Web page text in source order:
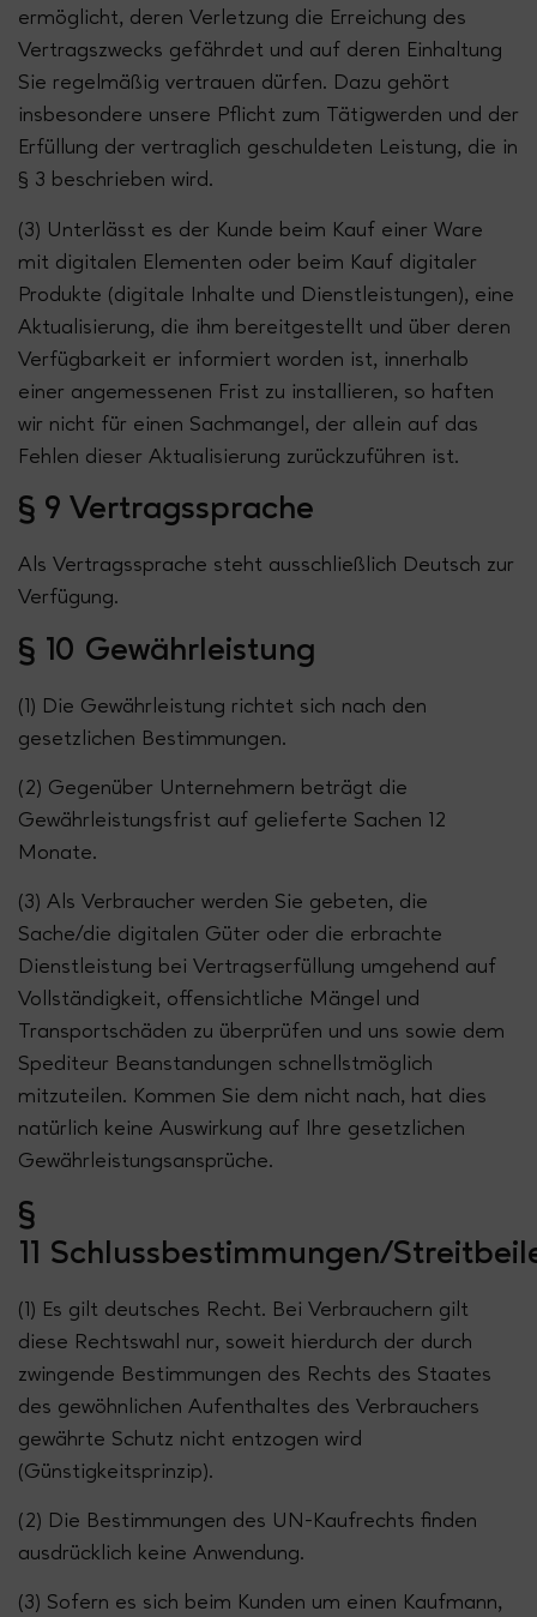
ermöglicht, deren Verletzung die Erreichung des
Vertragszwecks gefährdet und auf deren Einhaltung
Sie regelmäßig vertrauen dürfen. Dazu gehört
insbesondere unsere Pflicht zum Tätigwerden und der
Erfüllung der vertraglich geschuldeten Leistung, die in
§ 3 beschrieben wird.
(3) Unterlässt es der Kunde beim Kauf einer Ware
mit digitalen Elementen oder beim Kauf digitaler
Produkte (digitale Inhalte und Dienstleistungen), eine
Aktualisierung, die ihm bereitgestellt und über deren
Verfügbarkeit er informiert worden ist, innerhalb
einer angemessenen Frist zu installieren, so haften
wir nicht für einen Sachmangel, der allein auf das
Fehlen dieser Aktualisierung zurückzuführen ist.
§ 9 Vertragssprache
Als Vertragssprache steht ausschließlich Deutsch zur
Verfügung.
§ 10 Gewährleistung
(1) Die Gewährleistung richtet sich nach den
gesetzlichen Bestimmungen.
(2) Gegenüber Unternehmern beträgt die
Gewährleistungsfrist auf gelieferte Sachen 12
Monate.
(3) Als Verbraucher werden Sie gebeten, die
Sache/die digitalen Güter oder die erbrachte
Dienstleistung bei Vertragserfüllung umgehend auf
Vollständigkeit, offensichtliche Mängel und
Transportschäden zu überprüfen und uns sowie dem
Spediteur Beanstandungen schnellstmöglich
mitzuteilen. Kommen Sie dem nicht nach, hat dies
natürlich keine Auswirkung auf Ihre gesetzlichen
Gewährleistungsansprüche.
§
11 Schlussbestimmungen/
(1) Es gilt deutsches Recht. Bei Verbrauchern gilt
diese Rechtswahl nur, soweit hierdurch der durch
zwingende Bestimmungen des Rechts des Staates
des gewöhnlichen Aufenthaltes des Verbrauchers
gewährte Schutz nicht entzogen wird
(Günstigkeitsprinzip).
(2) Die Bestimmungen des UN-Kaufrechts finden
ausdrücklich keine Anwendung.
(3) Sofern es sich beim Kunden um einen Kaufmann,